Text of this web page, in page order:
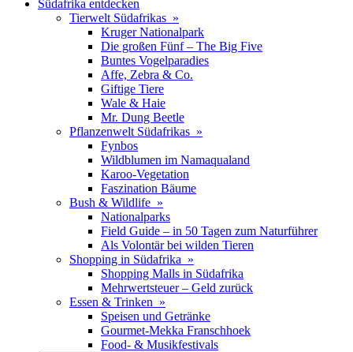
Südafrika entdecken
Tierwelt Südafrikas »
Kruger Nationalpark
Die großen Fünf – The Big Five
Buntes Vogelparadies
Affe, Zebra & Co.
Giftige Tiere
Wale & Haie
Mr. Dung Beetle
Pflanzenwelt Südafrikas »
Fynbos
Wildblumen im Namaqualand
Karoo-Vegetation
Faszination Bäume
Bush & Wildlife »
Nationalparks
Field Guide – in 50 Tagen zum Naturführer
Als Volontär bei wilden Tieren
Shopping in Südafrika »
Shopping Malls in Südafrika
Mehrwertsteuer – Geld zurück
Essen & Trinken »
Speisen und Getränke
Gourmet-Mekka Franschhoek
Food- & Musikfestivals